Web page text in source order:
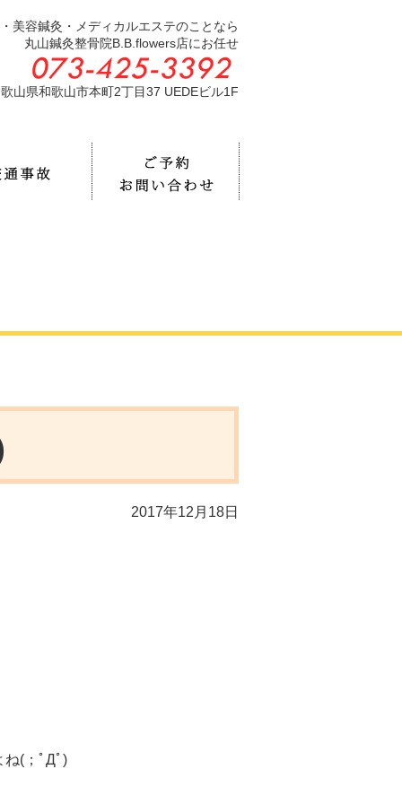
美容鍼灸・メディカルエステのことなら
丸山鍼灸整骨院B.B.flowers店にお任せ
山県和歌山市本町2丁目37 UEDEビル1F
2017年12月18日
ね(；ﾟДﾟ)